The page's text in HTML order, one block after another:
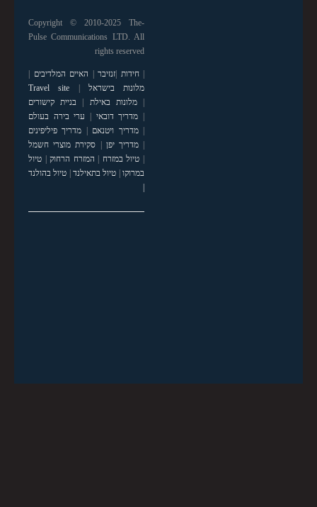
Copyright © 2010-2025 The-
Pulse Communications LTD. All
rights reserved
|חידות |זנזיבר | האיים המלדיבים |
מלונות בישראל |
Travel site
|מלונות באילת | בניית קישורים
| מדריך דובאי | ערי בירה בעולם
|מדריך ויטנאם | מדריך פיליפינים
|מדריך יפן | סקירת מוצרי חשמל
| טיול במזרח | המזרח הרחוק| טיול
במרוקו| טיול בתאילנד| טיול בהולנד
|